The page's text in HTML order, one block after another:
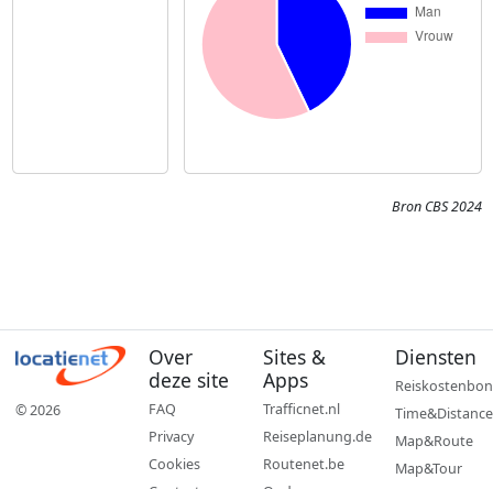
Bron CBS 2024
© 2026
Over
deze site
FAQ
Privacy
Cookies
Sites &
Apps
Trafficnet.nl
Reiseplanung.de
Routenet.be
Diensten
Reiskostenbon
Time&Distance
Map&Route
Map&Tour